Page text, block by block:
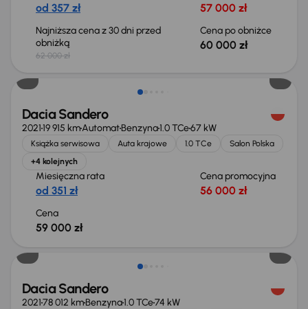
od 357 zł 57 000 zł
Najniższa cena z 30 dni przed
obniżką
62 000 zł
Cena po obniżce
60 000 zł
Świeżo skupione
Dacia Sandero
202119 915 kmAutomatBenzyna1.0 TCe67 kW
Książka serwisowa Auta krajowe 1.0 TCe
Salon Polska
+4 kolejnych
Miesięczna rata
od 351 zł
Cena promocyjna
56 000 zł
Cena
59 000 zł
Świeżo skupione
Dacia Sandero
202178 012 kmBenzyna1.0 TCe74 kW